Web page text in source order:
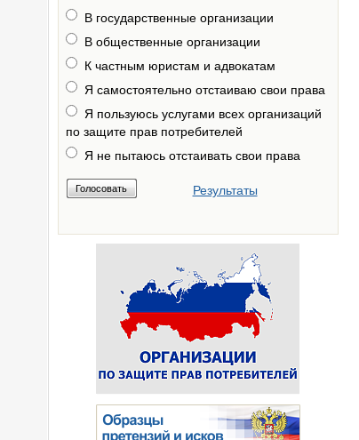
В государственные организации
В общественные организации
К частным юристам и адвокатам
Я самостоятельно отстаиваю свои права
Я пользуюсь услугами всех организаций
по защите прав потребителей
Я не пытаюсь отстаивать свои права
Результаты